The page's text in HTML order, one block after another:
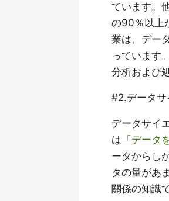
ています。
の90％以上
業は、デー
っています
分析および
#2.データサ
データサイ
は 「データ
ータからし
タの量があ
關係の知識